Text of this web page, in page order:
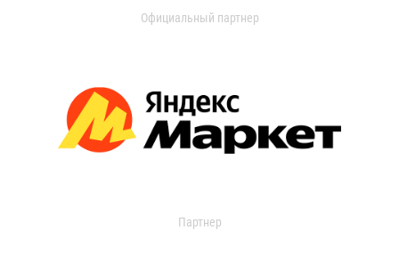
Официальный партнер
Партнер